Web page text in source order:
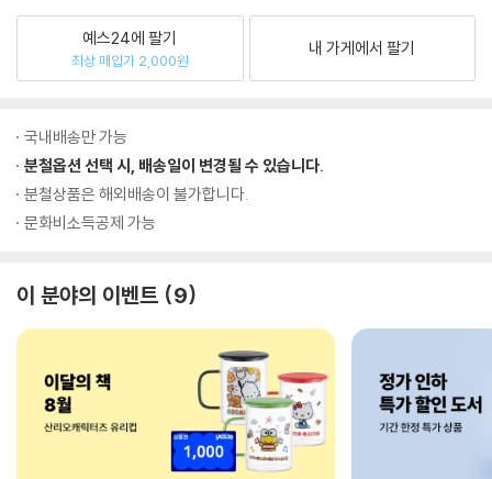
예스24에 팔기
최상 매입가 2,000원
내 가게에서 팔기
국내배송만 가능
분철옵션 선택 시, 배송일이 변경될 수 있습니다.
분철상품은 해외배송이 불가합니다.
문화비소득공제 가능
이 분야의 이벤트 9